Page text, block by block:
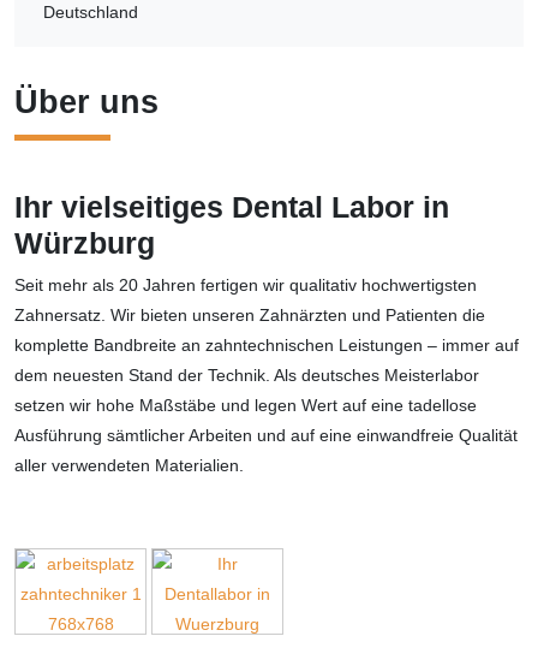
Deutschland
Über uns
Ihr vielseit­iges Dental Labor in
Würzburg
Seit mehr als 20 Jahren fertigen wir qualitativ hochwertigsten
Zahnersatz. Wir bieten unseren Zahnärzten und Patienten die
komplette Bandbreite an zahntechnischen Leistungen – immer auf
dem neuesten Stand der Technik. Als deutsches Meisterlabor
setzen wir hohe Maßstäbe und legen Wert auf eine tadellose
Ausführung sämtlicher Arbeiten und auf eine einwandfreie Qualität
aller verwendeten Materialien.